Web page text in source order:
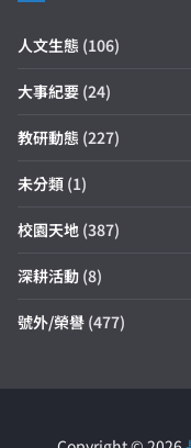
人文生態 (106)
大事紀要 (24)
教研動態 (227)
未分類 (1)
校園天地 (387)
深耕活動 (8)
號外/榮譽 (477)